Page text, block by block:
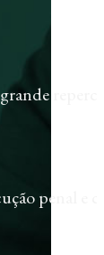
penal e